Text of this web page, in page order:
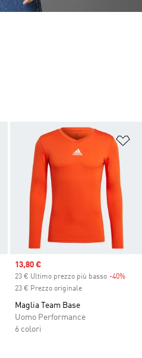
Aggiungi alla lista dei desideri
Sale price
13,80 €
23 € Ultimo prezzo più basso -40%
23 € Prezzo originale
Maglia Team Base
Uomo Performance
6 colori